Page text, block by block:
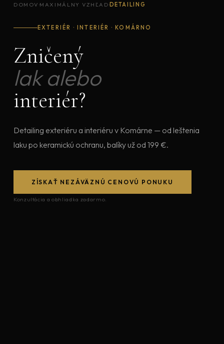
DOMOV·MAXIMÁLNY VZHĽAD·DETAILING
EXTERIÉR · INTERIÉR · KOMÁRNO
Zničený
lak alebo
interiér?
Detailing exteriéru a interiéru v Komárne — od leštenia
laku po keramickú ochranu, balíky už od 199 €.
ZÍSKAŤ NEZÁVÄZNÚ CENOVÚ PONUKU
Konzultácia a obhliadka zadarmo.